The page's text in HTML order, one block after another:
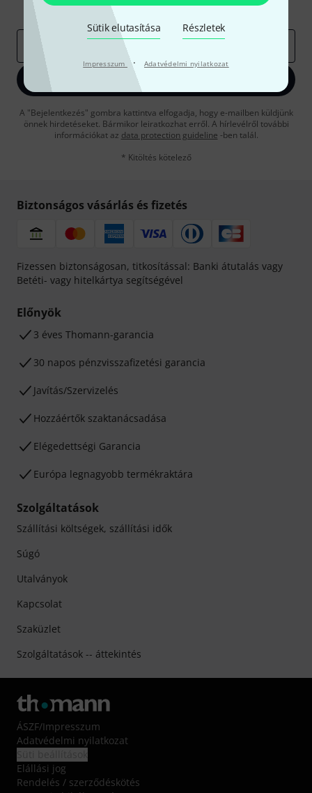
Sütik elutasítása Részletek
Impresszum · Adatvédelmi nyilatkozat
Inspiráló gondolatok
Bejelentkezés
A "Bejelentkezés" gombra kattintva elfogadja, hogy e-mailben küldjünk
önnek hirdetéseket. Bármikor leiratkozhat erről. A hírlevélről további
információkat az data protection guideline -ben talál.
* Kitöltés kötelező
Biztonságos vásárlás és fizetés
Fizessen biztonságosan, titkosítással: Banki átutalás vagy
Betéti- vagy hitelkártya segítségével
Előnyök
3 éves Thomann-garancia
30 napos pénzvisszafizetési garancia
Javítás/Szervizelés
Hozzáértők szaktanácsadása
Elégedettségi Garancia
Európa legnagyobb termékraktára
Szolgáltatások
Szállítási költségek, szállítási idők
Súgó
Utalványok
Kapcsolat
Szaküzlet
Szolgáltatások -- áttekintés
ÁSZF/Impresszum
Adatvédelmi nyilatkozat
Elállási jog
Rendelés / szerződéskötés